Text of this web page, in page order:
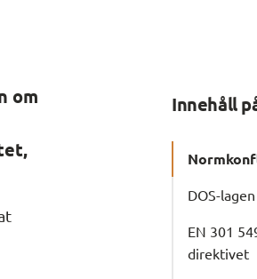
om
Innehåll
DOS-
EN 301
direktivet